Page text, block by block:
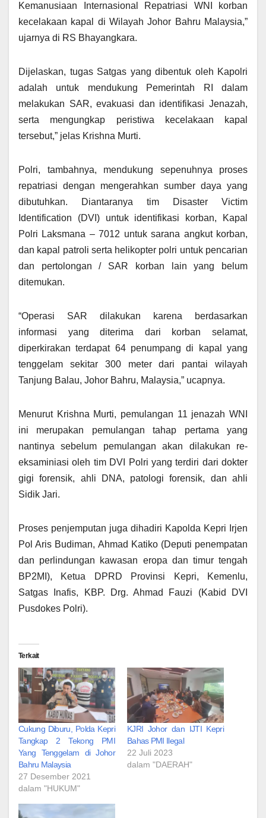
Kemanusiaan Internasional Repatriasi WNI korban
kecelakaan kapal di Wilayah Johor Bahru Malaysia,”
ujarnya di RS Bhayangkara.
Dijelaskan, tugas Satgas yang dibentuk oleh Kapolri
adalah untuk mendukung Pemerintah RI dalam
melakukan SAR, evakuasi dan identifikasi Jenazah,
serta mengungkap peristiwa kecelakaan kapal
tersebut,” jelas Krishna Murti.
Polri, tambahnya, mendukung sepenuhnya proses
repatriasi dengan mengerahkan sumber daya yang
dibutuhkan. Diantaranya tim Disaster Victim
Identification (DVI) untuk identifikasi korban, Kapal
Polri Laksmana – 7012 untuk sarana angkut korban,
dan kapal patroli serta helikopter polri untuk pencarian
dan pertolongan / SAR korban lain yang belum
ditemukan.
“Operasi SAR dilakukan karena berdasarkan
informasi yang diterima dari korban selamat,
diperkirakan terdapat 64 penumpang di kapal yang
tenggelam sekitar 300 meter dari pantai wilayah
Tanjung Balau, Johor Bahru, Malaysia,” ucapnya.
Menurut Krishna Murti, pemulangan 11 jenazah WNI
ini merupakan pemulangan tahap pertama yang
nantinya sebelum pemulangan akan dilakukan re-
eksaminiasi oleh tim DVI Polri yang terdiri dari dokter
gigi forensik, ahli DNA, patologi forensik, dan ahli
Sidik Jari.
Proses penjemputan juga dihadiri Kapolda Kepri Irjen
Pol Aris Budiman, Ahmad Katiko (Deputi penempatan
dan perlindungan kawasan eropa dan timur tengah
BP2MI), Ketua DPRD Provinsi Kepri, Kemenlu,
Satgas Inafis, KBP. Drg. Ahmad Fauzi (Kabid DVI
Pusdokes Polri).
Terkait
Cukung Diburu, Polda Kepri
Tangkap 2 Tekong PMI
Yang Tenggelam di Johor
Bahru Malaysia
27 Desember 2021
dalam "HUKUM"
KJRI Johor dan IJTI Kepri
Bahas PMI Ilegal
22 Juli 2023
dalam "DAERAH"